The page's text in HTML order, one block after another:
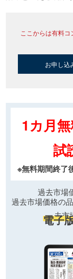
ここからは有料
お申し込
1カ月
試
※無料期間終了
過去市場
過去市場価格の
去市
電子